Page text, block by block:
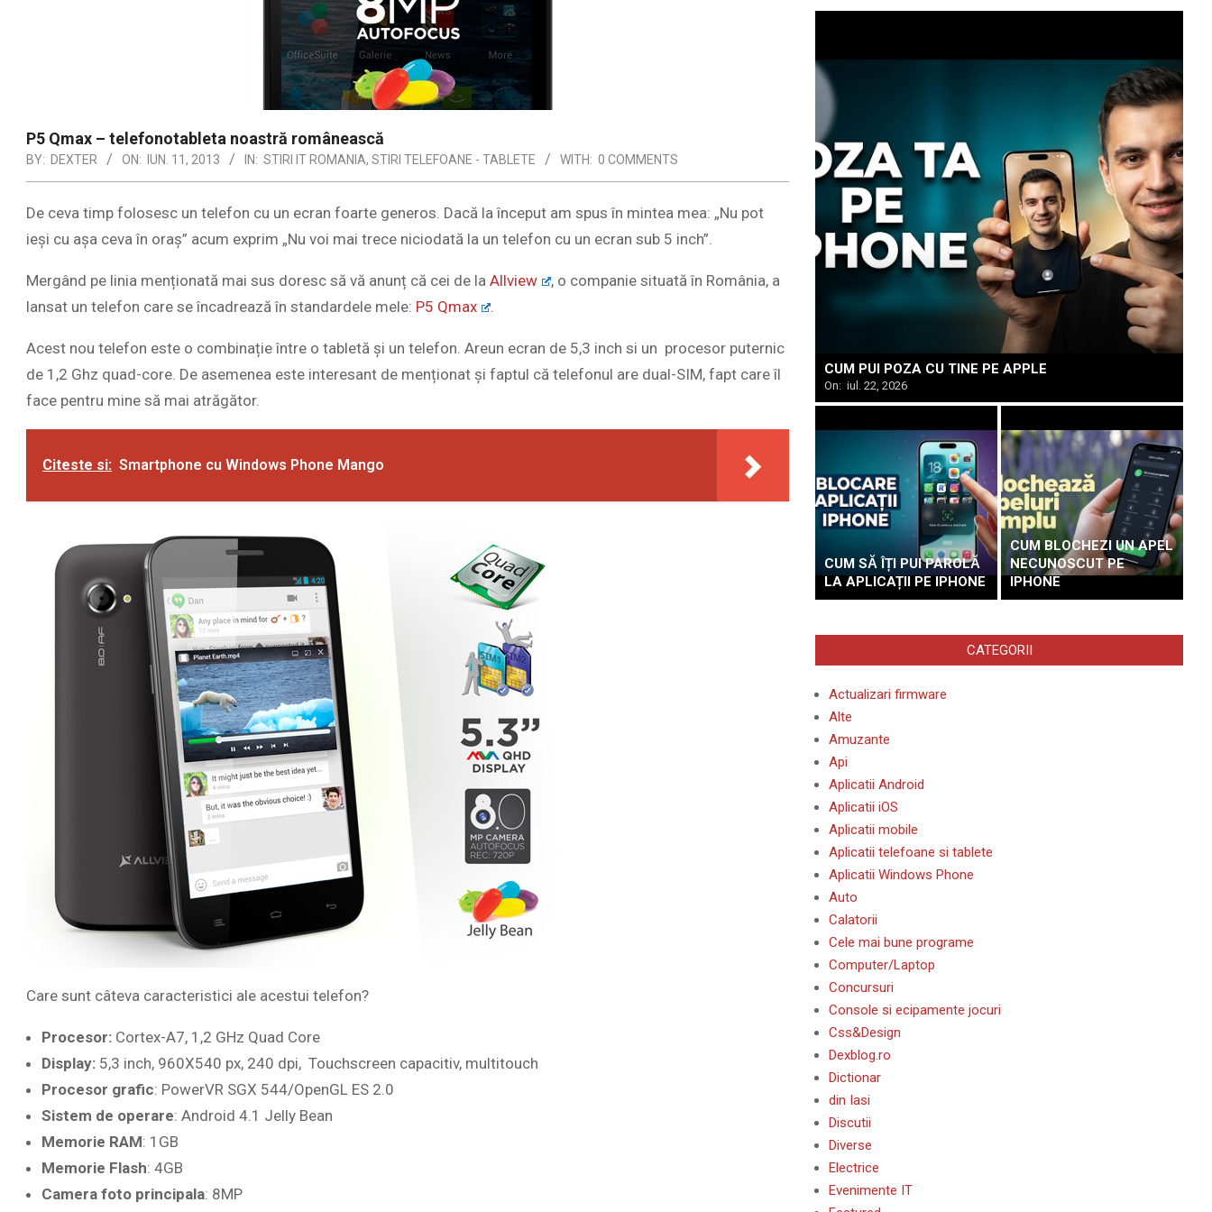
P5 Qmax – telefonotableta noastră românească
BY: DEXTER ON: IUN. 11, 2013 IN: STIRI IT ROMANIA, STIRI TELEFOANE - TABLETE WITH: 0 COMMENTS
De ceva timp folosesc un telefon cu un ecran foarte generos. Dacă la început am spus în mintea mea: „Nu pot
ieși cu așa ceva în oraș” acum exprim „Nu voi mai trece niciodată la un telefon cu un ecran sub 5 inch”.
Mergând pe linia menționată mai sus doresc să vă anunț că cei de la Allview
, o companie situată în România, a
lansat un telefon care se încadrează în standardele mele: P5 Qmax .
Acest nou telefon este o combinație între o tabletă și un telefon. Areun ecran de 5,3 inch si un procesor puternic
de 1,2 Ghz quad-core. De asemenea este interesant de menționat și faptul că telefonul are dual-SIM, fapt care îl
face pentru mine să mai atrăgător.
Citeste si: Smartphone cu Windows Phone Mango
Care sunt câteva caracteristici ale acestui telefon?
Procesor: Cortex-A7, 1,2 GHz Quad Core
Display: 5,3 inch, 960X540 px, 240 dpi, Touchscreen capacitiv, multitouch
Procesor grafic: PowerVR SGX 544/OpenGL ES 2.0
Sistem de operare: Android 4.1 Jelly Bean
Memorie RAM: 1GB
Memorie Flash: 4GB
Camera foto principala: 8MP
CUM PUI POZA CU TINE PE APPLE
On: iul. 22, 2026
CUM SĂ ÎȚI PUI PAROLĂ
LA APLICAȚII PE IPHONE
CUM BLOCHEZI UN APEL
NECUNOSCUT PE
IPHONE
CATEGORII
Actualizari firmware
Alte
Amuzante
Api
Aplicatii Android
Aplicatii iOS
Aplicatii mobile
Aplicatii telefoane si tablete
Aplicatii Windows Phone
Auto
Calatorii
Cele mai bune programe
Computer/Laptop
Concursuri
Console si ecipamente jocuri
Css&Design
Dexblog.ro
Dictionar
din Iasi
Discutii
Diverse
Electrice
Evenimente IT